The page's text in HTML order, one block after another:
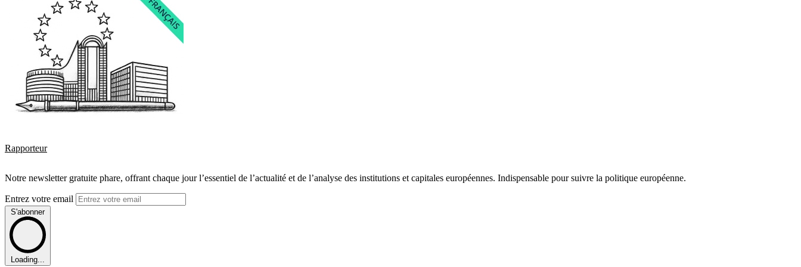
Rapporteur
Notre newsletter gratuite phare, offrant chaque jour l’essentiel de l’actualité et de l’analyse des institutions et capitales européennes. Indispensable pour suivre la politique européenne.
Entrez votre email
S'abonner
Loading...